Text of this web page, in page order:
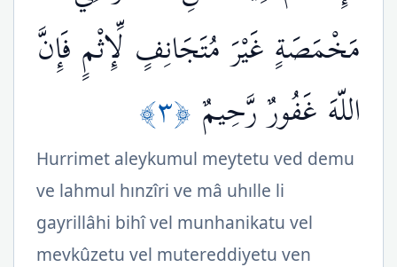
مَخْمَصَةٍ غَيْرَ مُتَجَانِفٍ لِّإِثْمٍ فَإِنَّ
اللّهَ غَفُورٌ رَّحِيمٌ ﴿٣﴾
Hurrimet aleykumul meytetu ved demu
ve lahmul hınzîri ve mâ uhılle li
gayrillâhi bihî vel munhanikatu vel
mevkûzetu vel mutereddiyetu ven